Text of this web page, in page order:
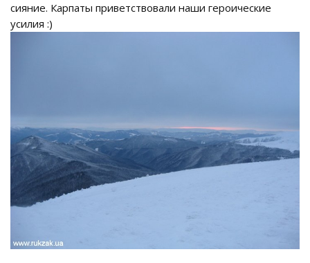
сияние. Карпаты приветствовали наши героические
усилия :)